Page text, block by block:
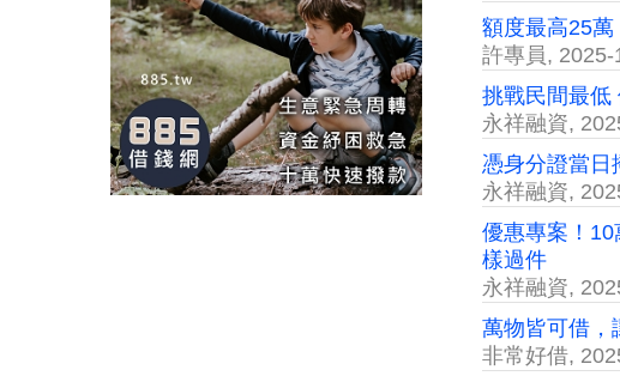
額度最高25
許專員, 2025-
挑戰民間最低
永祥融資,
憑身分證當日
永祥融資,
優惠專案！
樣過件
永祥融資,
萬物皆可借，
非常好借,